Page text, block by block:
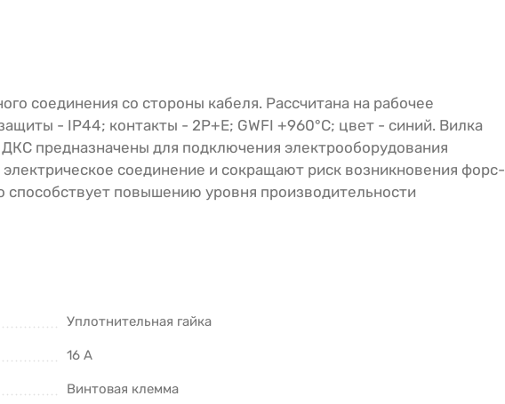
соединения со стороны кабеля. Рассчитана на рабочее
- IP44; контакты - 2P+E; GWFI +960°С; цвет - синий. Вилка
предназначены для подключения электрооборудования
соединение и сокращают риск возникновения форс-
повышению уровня производительности
Уплотнительная гайка
16 А
Винтовая клемма